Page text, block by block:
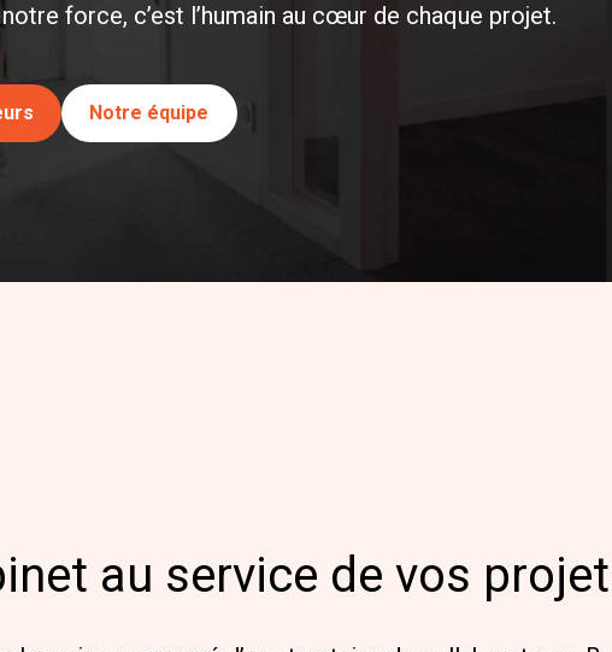
force, c’est l’humain au cœur de chaque projet.
Notre équipe
au service de vos